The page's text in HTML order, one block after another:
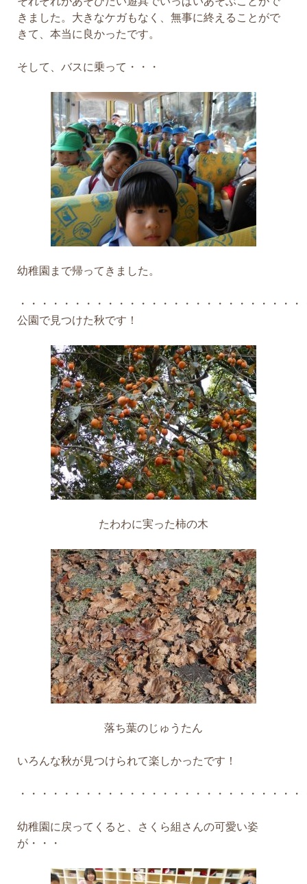
きました。大きなケガもなく、無事に終えることがで
きて、本当に良かったです。
そして、バスに乗って・・・
幼稚園まで帰ってきました。
・・・・・・・・・・・・・・・・・・・・・・・・・
公園で見つけた秋です！
たわわに実った柿の木
落ち葉のじゅうたん
いろんな秋が見つけられて楽しかったです！
・・・・・・・・・・・・・・・・・・・・・・・・・
幼稚園に戻ってくると、さくら組さんの可愛い姿
が・・・